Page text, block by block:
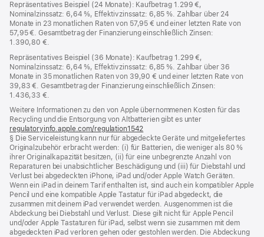
Repräsentatives Beispiel (24 Monate): Kaufbetrag 1.299 €,
Nominalzinssatz: 6,64 %, Effektivzinssatz: 6,85 %. Zahlbar über 24
Monate in 23 monatlichen Raten von 57,95 € und einer letzten Rate von
57,95 €. Gesamtbetrag der Finanzierung einschließlich Zinsen:
1.390,80 €.
Repräsentatives Beispiel (36 Monate): Kaufbetrag 1.299 €,
Nominalzinssatz: 6,64 %, Effektivzinssatz: 6,85 %. Zahlbar über 36
Monate in 35 monatlichen Raten von 39,90 € und einer letzten Rate von
39,83 €. Gesamtbetrag der Finanzierung einschließlich Zinsen:
1.436,33 €.
Weitere Informationen zu den von Apple übernommenen Kosten für das
Recycling und die Entsorgung von Altbatterien gibt es unter
regulatoryinfo.apple.com/regulation1542
ein
neues
Fenster)
§ Die Serviceleistung kann nur für abgedeckte Geräte und mitgeliefertes
Originalzubehör erbracht werden: (i) für Batterien, die weniger als 80 %
ihrer Originalkapazität besitzen, (ii) für eine unbegrenzte Anzahl von
Reparaturen bei unabsichtlicher Beschädigung und (iii) für Diebstahl und
Verlust bei abgedeckten iPhone, iPad und/oder Apple Watch Geräten.
Wenn ein iPad in deinem Tarif enthalten ist, sind auch ein kompatibler Apple
Pencil und eine kompatible Apple Tastatur für iPad abgedeckt, die
zusammen mit deinem iPad verwendet werden. Ausgenommen ist die
Abdeckung bei Diebstahl und Verlust. Diese gilt nicht für Apple Pencil
und/oder Apple Tastaturen für iPad, selbst wenn sie zusammen mit dem
abgedeckten iPad verloren gehen oder gestohlen werden. Die Abdeckung